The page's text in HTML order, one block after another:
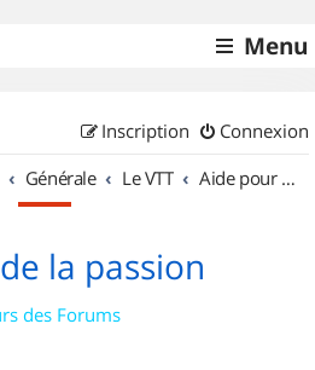
Menu
Connexion
Inscription
Générale Le VTT Aide pour l'achat d'un VTT
la passion
des Forums